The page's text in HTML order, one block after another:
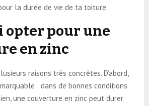
la durée de vie de ta toiture.
opter pour une
en zinc
raisons très concrètes. D’abord,
: dans de bonnes conditions
une couverture en zinc peut durer